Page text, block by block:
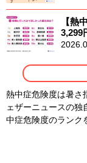
【熱
3,299
熱中症危険度は暑さ
ェザーニュースの独
中症危険度のランク